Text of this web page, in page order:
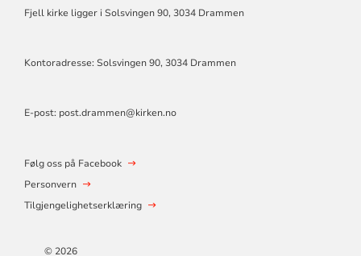
DRAMMEN
Fjell kirke ligger i Solsvingen 90, 3034 Drammen
Kontoradresse: Solsvingen 90, 3034 Drammen
E-post: post.drammen@kirken.no
Følg oss på Facebook
Personvern
Tilgjengelighetserklæring
© 2026